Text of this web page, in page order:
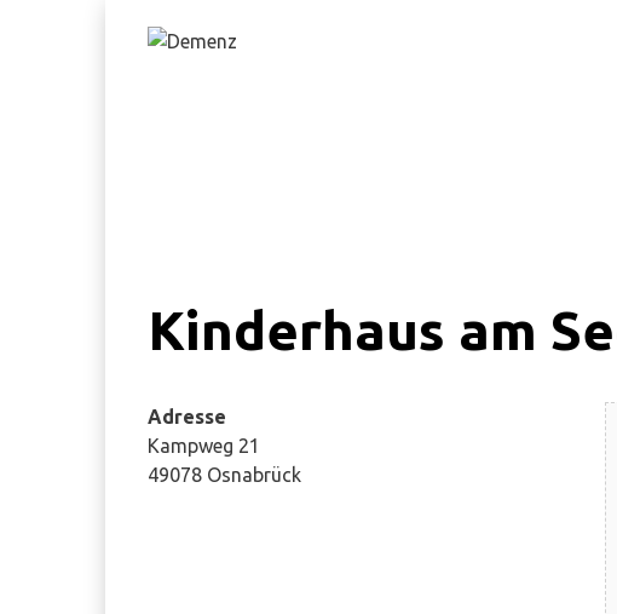
Kinderhaus am
Adresse
Kampweg 21
49078 Osnabrück